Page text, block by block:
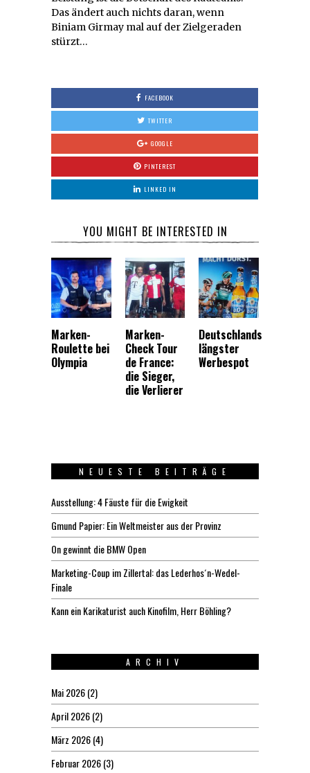
Das ändert auch nichts daran, wenn
Biniam Girmay mal auf der Zielgeraden
stürzt…
FACEBOOK
TWITTER
GOOGLE
PINTEREST
LINKED IN
YOU MIGHT BE INTERESTED IN
Marken-
Roulette bei
Olympia
Marken-
Check Tour
de France:
die Sieger,
die Verlierer
Deutschlands
längster
Werbespot
NEUESTE BEITRÄGE
Ausstellung: 4 Fäuste für die Ewigkeit
Gmund Papier: Ein Weltmeister aus der Provinz
On gewinnt die BMW Open
Marketing-Coup im Zillertal: das Lederhos´n-Wedel-
Finale
Kann ein Karikaturist auch Kinofilm, Herr Böhling?
ARCHIV
Mai 2026(2)
April 2026(2)
März 2026(4)
Februar 2026(3)